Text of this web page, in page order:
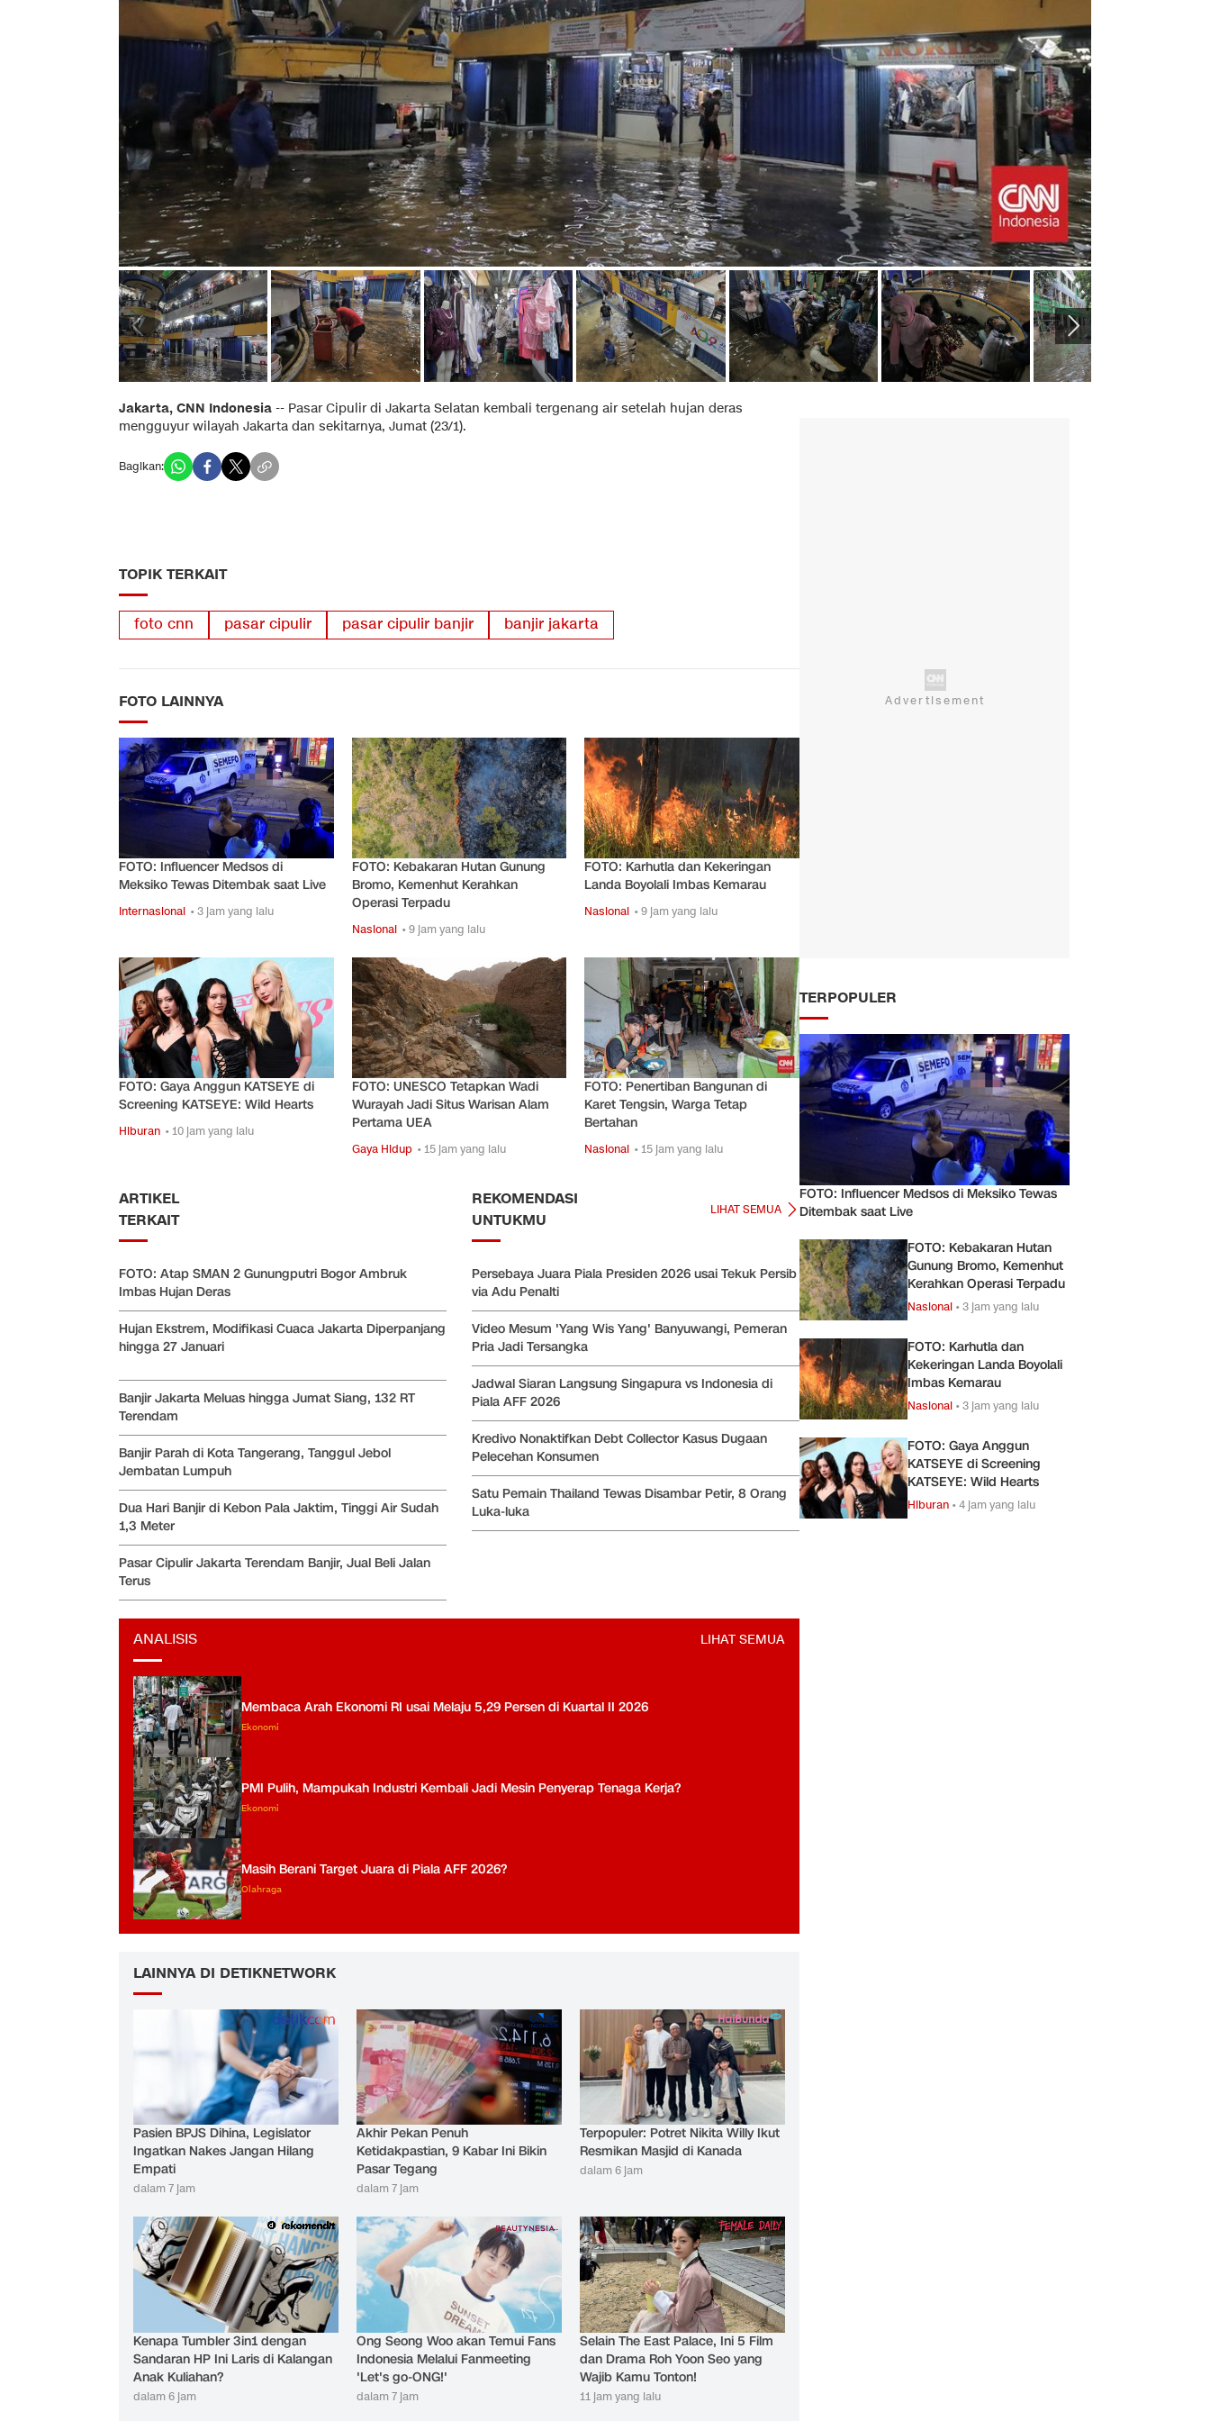
Jakarta, CNN Indonesia -- Pasar Cipulir di Jakarta Selatan kembali tergenang air setelah hujan deras
mengguyur wilayah Jakarta dan sekitarnya, Jumat (23/1).
Bagikan:
TOPIK TERKAIT
foto cnn pasar cipulir pasar cipulir banjir banjir jakarta
FOTO LAINNYA
FOTO: Influencer Medsos di
Meksiko Tewas Ditembak saat Live
Internasional • 3 jam yang lalu
FOTO: Kebakaran Hutan Gunung
Bromo, Kemenhut Kerahkan
Operasi Terpadu
Nasional • 9 jam yang lalu
FOTO: Karhutla dan Kekeringan
Landa Boyolali Imbas Kemarau
Nasional • 9 jam yang lalu
FOTO: Gaya Anggun KATSEYE di
Screening KATSEYE: Wild Hearts
Hiburan • 10 jam yang lalu
FOTO: UNESCO Tetapkan Wadi
Wurayah Jadi Situs Warisan Alam
Pertama UEA
Gaya Hidup • 15 jam yang lalu
FOTO: Penertiban Bangunan di
Karet Tengsin, Warga Tetap
Bertahan
Nasional • 15 jam yang lalu
ARTIKEL
TERKAIT
FOTO: Atap SMAN 2 Gunungputri Bogor Ambruk
Imbas Hujan Deras
Hujan Ekstrem, Modifikasi Cuaca Jakarta Diperpanjang
hingga 27 Januari
Banjir Jakarta Meluas hingga Jumat Siang, 132 RT
Terendam
Banjir Parah di Kota Tangerang, Tanggul Jebol
Jembatan Lumpuh
Dua Hari Banjir di Kebon Pala Jaktim, Tinggi Air Sudah
1,3 Meter
Pasar Cipulir Jakarta Terendam Banjir, Jual Beli Jalan
Terus
REKOMENDASI
UNTUKMU
LIHAT SEMUA
Persebaya Juara Piala Presiden 2026 usai Tekuk Persib
via Adu Penalti
Video Mesum 'Yang Wis Yang' Banyuwangi, Pemeran
Pria Jadi Tersangka
Jadwal Siaran Langsung Singapura vs Indonesia di
Piala AFF 2026
Kredivo Nonaktifkan Debt Collector Kasus Dugaan
Pelecehan Konsumen
Satu Pemain Thailand Tewas Disambar Petir, 8 Orang
Luka-luka
ANALISIS LIHAT SEMUA
Membaca Arah Ekonomi RI usai Melaju 5,29 Persen di Kuartal II 2026
Ekonomi
PMI Pulih, Mampukah Industri Kembali Jadi Mesin Penyerap Tenaga Kerja?
Ekonomi
Masih Berani Target Juara di Piala AFF 2026?
Olahraga
LAINNYA DI DETIKNETWORK
Pasien BPJS Dihina, Legislator
Ingatkan Nakes Jangan Hilang
Empati
dalam 7 jam
Akhir Pekan Penuh
Ketidakpastian, 9 Kabar Ini Bikin
Pasar Tegang
dalam 7 jam
Terpopuler: Potret Nikita Willy Ikut
Resmikan Masjid di Kanada
dalam 6 jam
Kenapa Tumbler 3in1 dengan
Sandaran HP Ini Laris di Kalangan
Anak Kuliahan?
dalam 6 jam
Ong Seong Woo akan Temui Fans
Indonesia Melalui Fanmeeting
'Let's go-ONG!'
dalam 7 jam
Selain The East Palace, Ini 5 Film
dan Drama Roh Yoon Seo yang
Wajib Kamu Tonton!
11 jam yang lalu
TERPOPULER
FOTO: Influencer Medsos di Meksiko Tewas
Ditembak saat Live
FOTO: Kebakaran Hutan
Gunung Bromo, Kemenhut
Kerahkan Operasi Terpadu
Nasional •3 jam yang lalu
FOTO: Karhutla dan
Kekeringan Landa Boyolali
Imbas Kemarau
Nasional •3 jam yang lalu
FOTO: Gaya Anggun
KATSEYE di Screening
KATSEYE: Wild Hearts
Hiburan •4 jam yang lalu